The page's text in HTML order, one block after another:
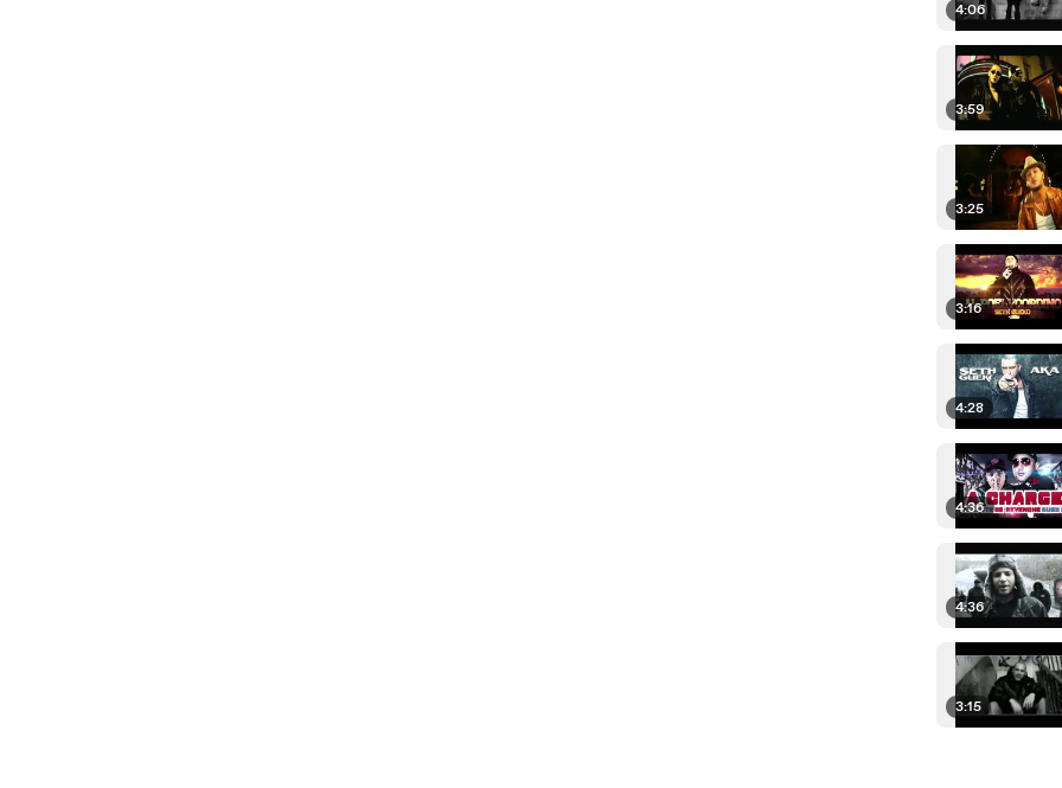
4:06
3:59
3:25
3:16
4:28
4:36
4:36
3:15